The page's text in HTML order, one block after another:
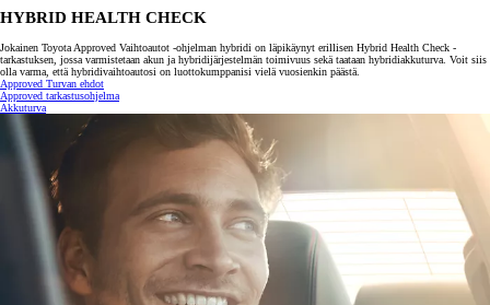
HYBRID HEALTH CHECK
Jokainen Toyota Approved Vaihtoautot -ohjelman hybridi on läpikäynyt erillisen Hybrid Health Check -
tarkastuksen, jossa varmistetaan akun ja hybridijärjestelmän toimivuus sekä taataan hybridiakkuturva. Voit siis
olla varma, että hybridivaihtoautosi on luottokumppanisi vielä vuosienkin päästä.
Approved Turvan ehdot
Approved tarkastusohjelma
Akkuturva